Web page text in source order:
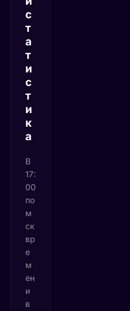
с
т
а
т
и
с
т
и
к
а
В
17:
00
по
м
ск
вр
е
м
ен
и
в